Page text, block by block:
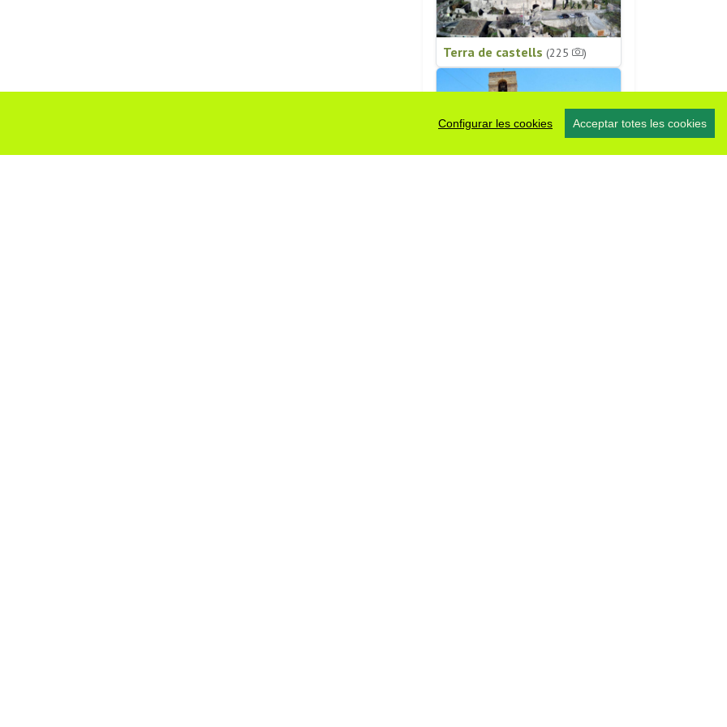
Configurar les cookies Acceptar totes les cookies
Terra de castells (225 )